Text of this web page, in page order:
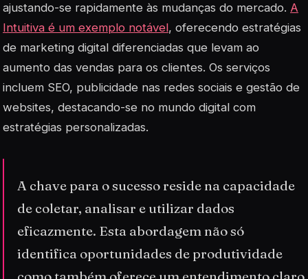
ajustando-se rapidamente às mudanças do mercado. A
Intuitiva é um exemplo notável, oferecendo estratégias
de marketing digital diferenciadas que levam ao
aumento das vendas para os clientes. Os serviços
incluem SEO, publicidade nas redes sociais e gestão de
websites, destacando-se no mundo digital com
estratégias personalizadas.
A chave para o sucesso reside na capacidade
de coletar, analisar e utilizar dados
eficazmente. Esta abordagem não só
identifica oportunidades de produtividade